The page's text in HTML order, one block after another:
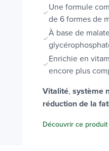
Une formule
de 6 formes de
À base de
Enrichie en
encore plus
Vitalité, système
réduction de la
Découvrir ce produit